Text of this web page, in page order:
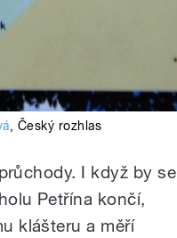
, Český rozhlas
I když by se
Petřína končí,
klášteru a měří